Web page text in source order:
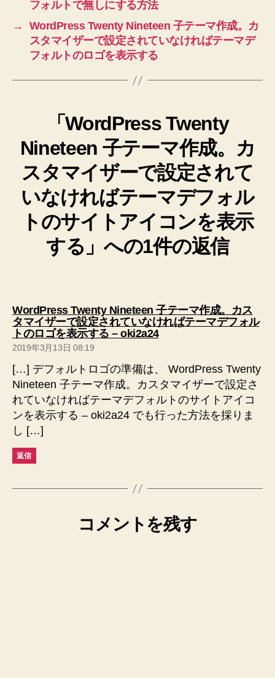
フォルトで無しにする方法
→
WordPress Twenty Nineteen 子テーマ作成。カ
スタマイザーで設定されていなければテーマデ
フォルトのロゴを表示する
「WordPress Twenty
Nineteen 子テーマ作成。カ
スタマイザーで設定されて
いなければテーマデフォル
トのサイトアイコンを表示
する」への1件の返信
WordPress Twenty Nineteen 子テーマ作成。カス
タマイザーで設定されていなければテーマデフォル
トのロゴを表示する – oki2a24の
2019年3月13日 08:19
[…] デフォルトロゴの準備は、 WordPress Twenty
Nineteen 子テーマ作成。カスタマイザーで設定さ
れていなければテーマデフォルトのサイトアイコ
ンを表示する – oki2a24 でも行った方法を採りま
し […]
返信
コメントを残す